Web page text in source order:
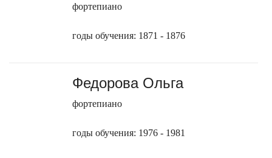
фортепиано
годы обучения: 1871 - 1876
Федорова Ольга
фортепиано
годы обучения: 1976 - 1981